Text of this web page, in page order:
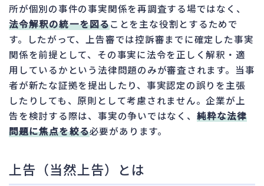
所が個別の事件の事実関係を再調査する場ではなく、
法令解釈の統一を図ることを主な役割とするためで
す。したがって、上告審では控訴審までに確定した事実
関係を前提として、その事実に法令を正しく解釈・適
用しているかという法律問題のみが審査されます。当事
者が新たな証拠を提出したり、事実認定の誤りを主張
したりしても、原則として考慮されません。企業が上
告を検討する際は、事実の争いではなく、 純粋な法律
問題に焦点を絞る必要があります。
上告（当然上告）とは